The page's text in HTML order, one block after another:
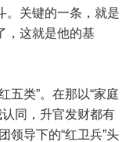
。关键的一条，就是
，这就是他的基
五类”。在那以“家庭
认同，升官发财都有
领导下的“红卫兵”头